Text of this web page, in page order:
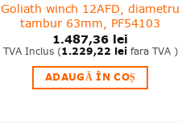
Goliath winch 12AFD, diametru
tambur 63mm, PF54103
1.487,36 lei
TVA Inclus (1.229,22 leifara TVA )
ADAUGĂ ÎN COȘ